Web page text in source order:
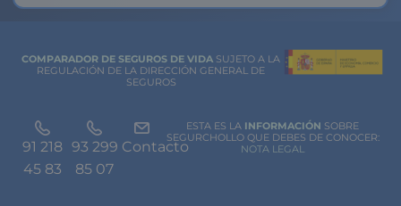
COMPARADOR DE SEGUROS DE VIDA SUJETO A LA
REGULACIÓN DE LA DIRECCIÓN GENERAL DE
SEGUROS
ESTA ES LA INFORMACIÓN SOBRE
SEGURCHOLLO QUE DEBES DE CONOCER:
NOTA LEGAL
91 218
45 83
93 299
85 07
Contacto